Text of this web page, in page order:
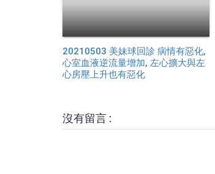
20210503 美妹球回診 病情有惡化,
心室血液逆流量增加, 左心擴大與左
心房壓上升也有惡化
沒有留言 :